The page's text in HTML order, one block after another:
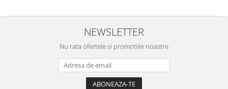
Vinuri Casa Isarescu
NEWSLETTER
Nu rata ofertele si promotiile noastre